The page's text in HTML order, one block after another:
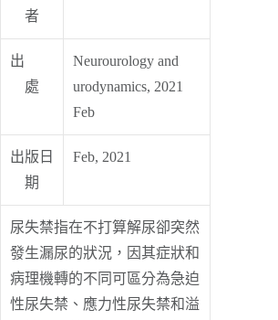
者
出
處
Neurourology and
urodynamics, 2021
Feb
出版日
期
Feb, 2021
尿失禁指在不打算解尿卻突然
發生漏尿的狀況，因其症狀和
病理機轉的不同可區分為急迫
性尿失禁、應力性尿失禁和溢